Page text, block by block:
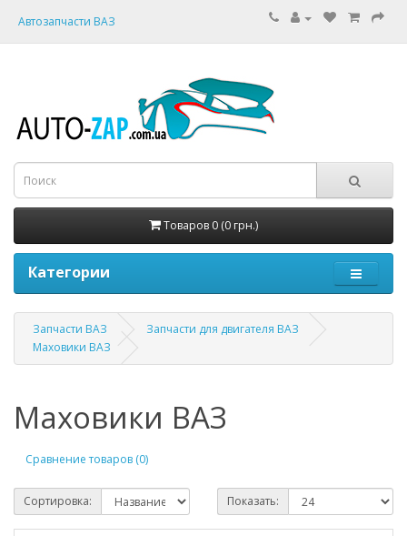
Автозапчасти ВАЗ
Товаров 0 (0 грн.)
Категории
Запчасти ВАЗ
Запчасти для двигателя ВАЗ
Маховики ВАЗ
Маховики ВАЗ
Сравнение товаров (0)
Сортировка: Показать: